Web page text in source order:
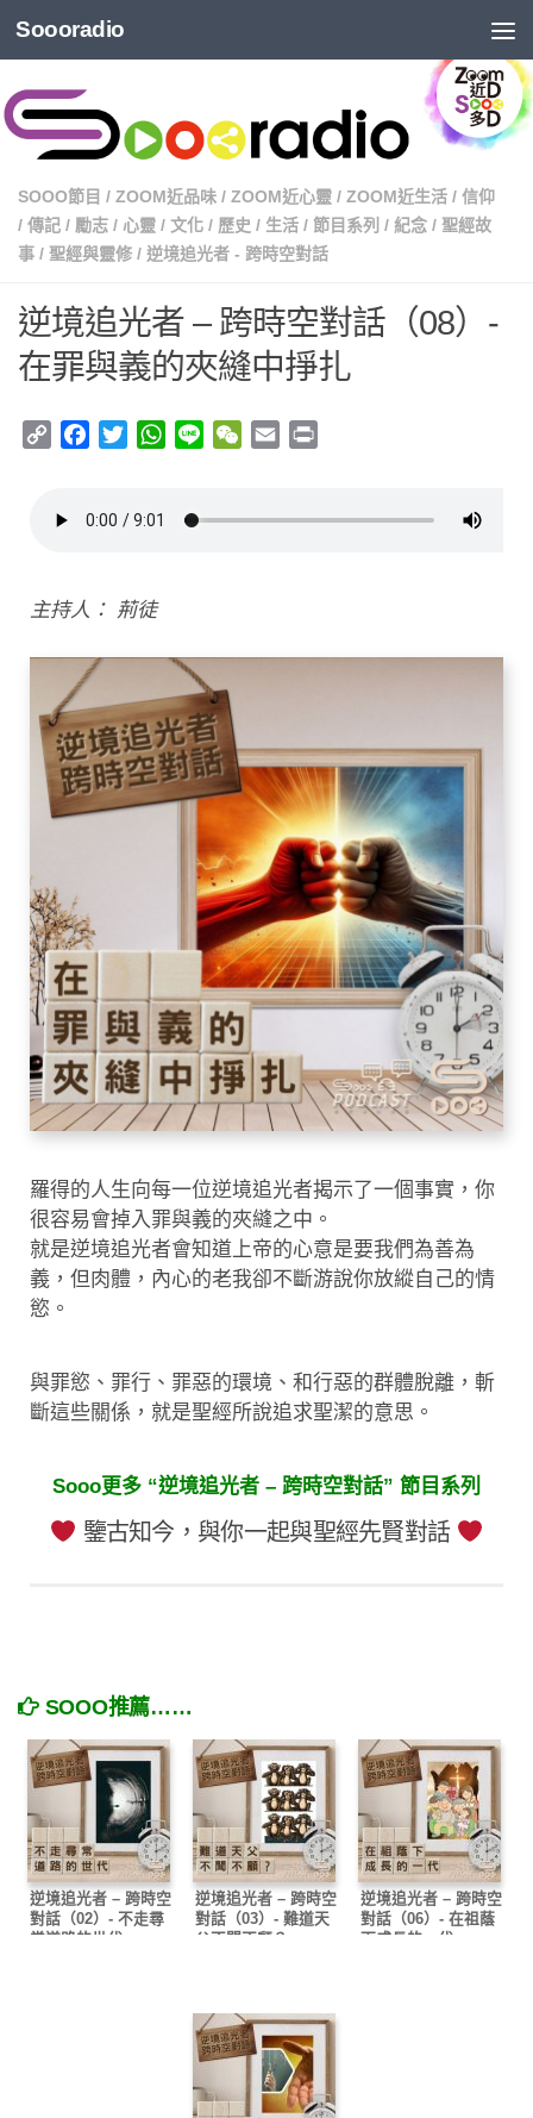
Soooradio
SOOO節目 / ZOOM近品味 / ZOOM近心靈 / ZOOM近生活 / 信仰
/ 傳記 / 勵志 / 心靈 / 文化 / 歷史 / 生活 / 節目系列 / 紀念 / 聖經故
事 / 聖經與靈修 / 逆境追光者 - 跨時空對話
逆境追光者 – 跨時空對話（08）-
在罪與義的夾縫中掙扎
Copy
Facebook
TwitterWhatsApp
Line WeChat
Email
主持人： 荊徒
羅得的人生向每一位逆境追光者揭示了一個事實，你
很容易會掉入罪與義的夾縫之中。
就是逆境追光者會知道上帝的心意是要我們為善為
義，但肉體，內心的老我卻不斷游說你放縱自己的情
慾。
與罪慾、罪行、罪惡的環境、和行惡的群體脫離，斬
斷這些關係，就是聖經所說追求聖潔的意思。
Sooo更多 “逆境追光者 – 跨時空對話” 節目系列
鑒古知今，與你一起與聖經先賢對話
SOOO推薦……
逆境追光者 – 跨時空
對話（02）- 不走尋
常道路的世代
逆境追光者 – 跨時空
對話（03）- 難道天
父不聞不顧？
逆境追光者 – 跨時空
對話（06）- 在祖蔭
下成長的一代